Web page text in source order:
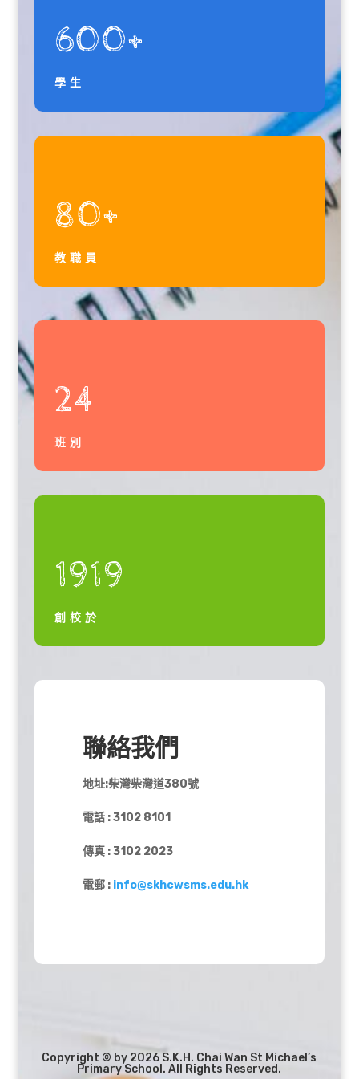
600+
學生
80+
教職員
24
班別
1919
創校於
聯絡我們
地址:柴灣柴灣道380號
電話 : 3102 8101
傳真 : 3102 2023
電郵 : info@skhcwsms.edu.hk
Copyright © by 2026 S.K.H. Chai Wan St Michael’s
Primary School. All Rights Reserved.